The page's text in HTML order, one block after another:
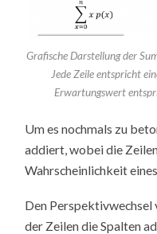
Grafische Darstellung der
Jede Zeile entspricht
Erwartungswert
Um es nochmals zu
addiert, wobei die
Wahrscheinlichkeit
Den
der Zeilen die Spalten